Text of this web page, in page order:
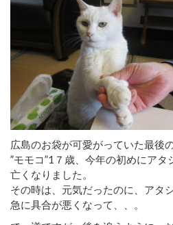
広島のお袋が可愛がっていた最後
”モモコ”1７歳、今年の初めにアタ
亡くなりました。
その時は、元気だったのに、アタ
急に具合が悪くなって、、。